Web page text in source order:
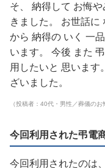
そ、 納得して お悔
きました。 お世話に
から 納得の いく 一
います。 今後 また
用したいと 思います
ざいました。
（投稿者：40代・男性／葬儀のお
今回利用された弔電
今回利用されたのは